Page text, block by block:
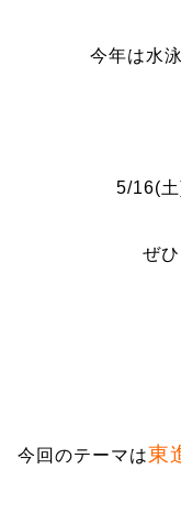
今年は水
5/16(
ぜ
今回のテーマは東